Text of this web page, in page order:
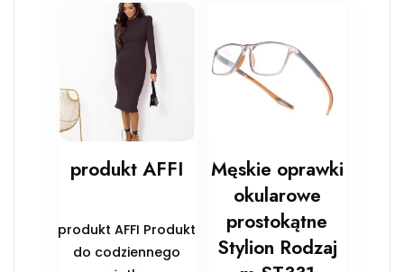
produkt AFFI
produkt AFFI Produkt
do codziennego
Męskie oprawki
okularowe
prostokątne
Stylion Rodzaj